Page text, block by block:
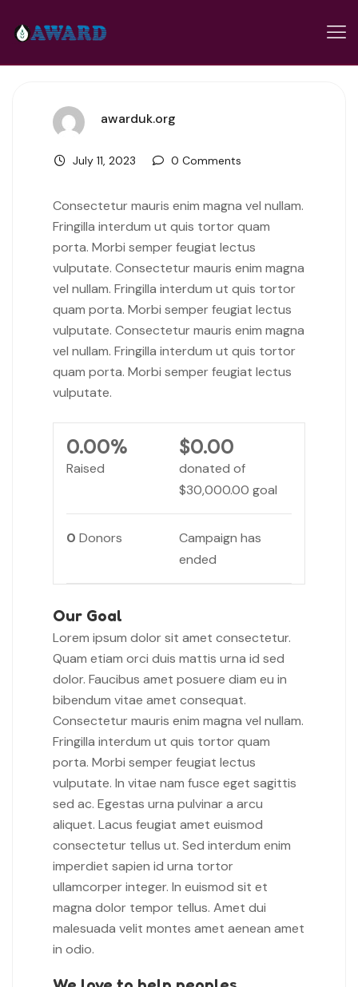
awarduk.org
July 11, 2023 0 Comments
Consectetur mauris enim magna vel nullam.
Fringilla interdum ut quis tortor quam
porta. Morbi semper feugiat lectus
vulputate. Consectetur mauris enim magna
vel nullam. Fringilla interdum ut quis tortor
quam porta. Morbi semper feugiat lectus
vulputate. Consectetur mauris enim magna
vel nullam. Fringilla interdum ut quis tortor
quam porta. Morbi semper feugiat lectus
vulputate.
0.00%
Raised
$0.00
donated of
$30,000.00 goal
0 Donors
Campaign has
ended
Our Goal
Lorem ipsum dolor sit amet consectetur.
Quam etiam orci duis mattis urna id sed
dolor. Faucibus amet posuere diam eu in
bibendum vitae amet consequat.
Consectetur mauris enim magna vel nullam.
Fringilla interdum ut quis tortor quam
porta. Morbi semper feugiat lectus
vulputate. In vitae nam fusce eget sagittis
sed ac. Egestas urna pulvinar a arcu
aliquet. Lacus feugiat amet euismod
consectetur tellus ut. Sed interdum enim
imperdiet sapien id urna tortor
ullamcorper integer. In euismod sit et
magna dolor tempor tellus. Amet dui
malesuada velit montes amet aenean amet
in odio.